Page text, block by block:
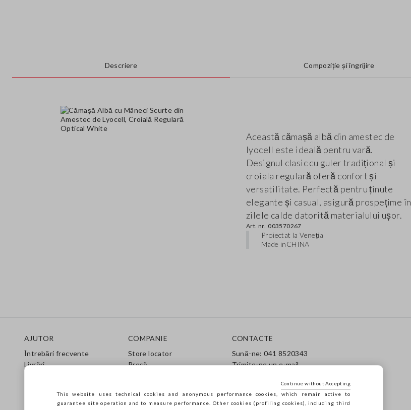
Descriere Compoziție și îngrijire
Această cămașă albă din amestec de
lyocell este ideală pentru vară.
Designul clasic cu guler tradițional și
croiala regulară oferă confort și
versatilitate. Perfectă pentru ținute
elegante și casual, asigură prospețime în
zilele calde datorită materialului ușor.
Art. nr. 003570267
Proiectat la Veneția
Made inCHINA
AJUTOR
Întrebări frecvente
Livrări
Ghid de îngrijire
COMPANIE
Store locator
Presă
Accesibilitate
CONTACTE
Sună-ne: 041 8520343
Trimite-ne un e-mail
This website uses technical cookies and anonymous performance cookies, which remain active to
guarantee site operation and to measure performance. Other cookies (profiling cookies), including third
Continue without Accepting